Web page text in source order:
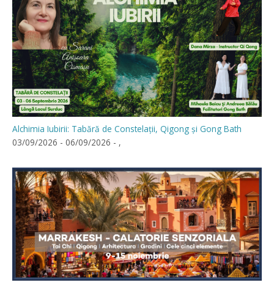
Alchimia Iubirii: Tabără de Constelații, Qigong și Gong Bath
03/09/2026 - 06/09/2026 - ,